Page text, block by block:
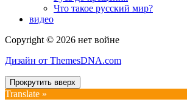
Что такое русский мир?
видео
Copyright © 2026 нет войне
Дизайн от ThemesDNA.com
Прокрутить вверх
Translate »